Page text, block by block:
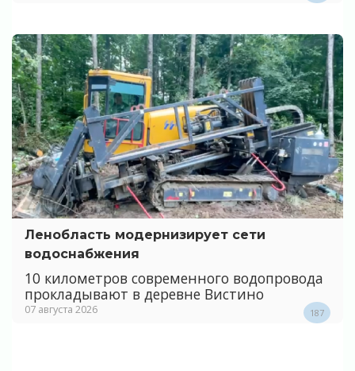
Ленобласть модернизирует сети
водоснабжения
10 километров современного водопровода
прокладывают в деревне Вистино
07 августа 2026 187